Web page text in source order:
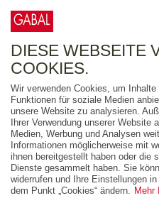
FREITEXT
AUSGABEART
AUS DER REIHE
ZUM THEMA
DIESE WEBSEITE
COOKIES.
Wir verwenden Cookies, um
Funktionen für soziale Medien
unsere Website zu analysieren.
Ihrer Verwendung unserer Website
Medien, Werbung und Analysen
Informationen möglicherweise mit
ihnen bereitgestellt haben oder die
Dienste gesammelt haben. Sie
widerrufen und Ihre Einstellungen
dem Punkt „Cookies“ ändern. Mehr